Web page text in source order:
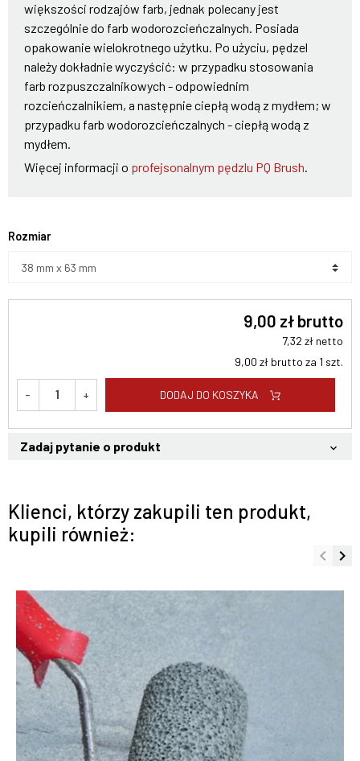
większości rodzajów farb, jednak polecany jest
szczególnie do farb wodorozcieńczalnych. Posiada
opakowanie wielokrotnego użytku. Po użyciu, pędzel
należy dokładnie wyczyścić: w przypadku stosowania
farb rozpuszczalnikowych - odpowiednim
rozcieńczalnikiem, a następnie ciepłą wodą z mydłem; w
przypadku farb wodorozcieńczalnych - ciepłą wodą z
mydłem.
Więcej informacji o profejsonalnym pędzlu PQ Brush.
Rozmiar
9,00 zł brutto
7,32 zł netto
9,00 zł brutto za 1 szt.
- + DODAJ DO KOSZYKA
keyboard_arrow_down
Zadaj pytanie o produkt
Klienci, którzy zakupili ten produkt,
kupili również:
keyboard_arrow_left keyboard_arrow_right